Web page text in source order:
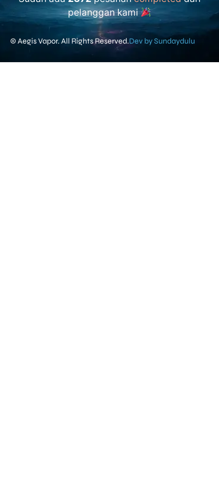
pelanggan kami
© Aegis Vapor. All Rights Reserved.Dev by Sundaydulu